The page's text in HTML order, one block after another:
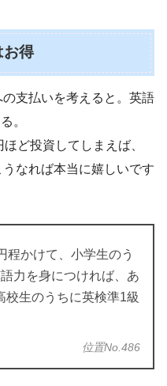
お得
支払いを考えると。英語
。
ど投資してしまえば、
なれば本当に嬉しいです
程かけて、小学生のう
力を身につければ、あ
校生のうちに英検準1級
位置No.486